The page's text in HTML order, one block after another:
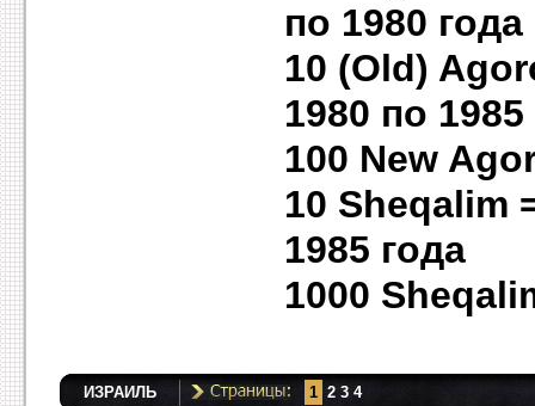
по 1980 года
10 (Old)
1980 по
100 New
10 Sheqalim
1985 года
1000
ИЗРАИЛЬ 1 2 3 4